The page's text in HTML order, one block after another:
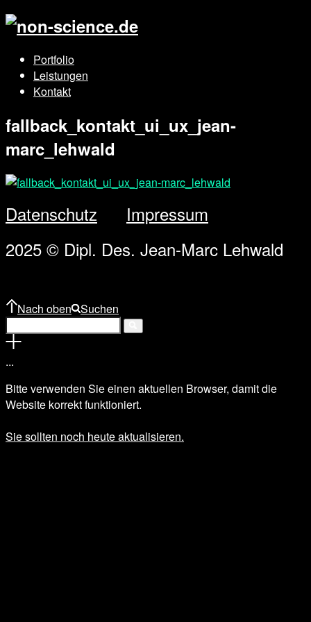
Portfolio
Leistungen
Kontakt
fallback_kontakt_ui_ux_jean-
marc_lehwald
Datenschutz
Impressum
2025 © Dipl. Des. Jean-Marc Lehwald
Nach oben Suchen
...
Bitte verwenden Sie einen aktuellen Browser, damit die
Website korrekt funktioniert.
Sie sollten noch heute aktualisieren.